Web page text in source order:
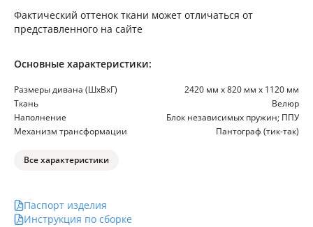
Фактический оттенок ткани может отличаться от
представленного на сайте
Основные характеристики:
Размеры дивана (ШхВхГ)
2420 мм х 820 мм х 1120 мм
Ткань
Велюр
Наполнение
Блок независимых пружин; ППУ
Механизм трансформации
Пантограф (тик-так)
Все характеристики
Паспорт изделия
Инструкция по сборке